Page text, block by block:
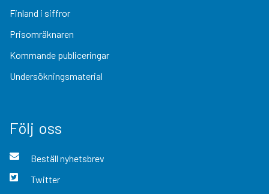
Finland i siffror
Prisomräknaren
Kommande publiceringar
Undersökningsmaterial
Följ oss
Beställ nyhetsbrev
Twitter